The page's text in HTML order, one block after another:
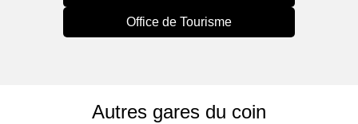
Office de Tourisme
Autres gares du coin